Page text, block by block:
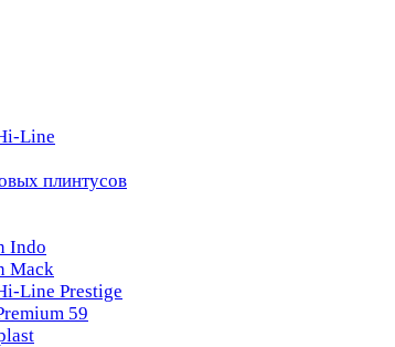
Line
плинтусов
Indo
Mack
Line Prestige
59